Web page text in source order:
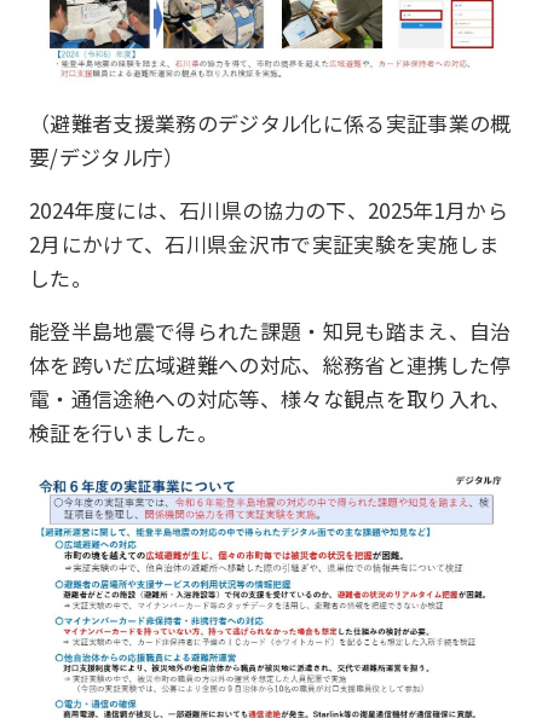
（避難者支援業務のデジタル化に係る実証事業の概
要/デジタル庁）
2024年度には、石川県の協力の下、2025年1月から
2月にかけて、石川県金沢市で実証実験を実施しま
した。
能登半島地震で得られた課題・知見も踏まえ、自治
体を跨いだ広域避難への対応、総務省と連携した停
電・通信途絶への対応等、様々な観点を取り入れ、
検証を行いました。